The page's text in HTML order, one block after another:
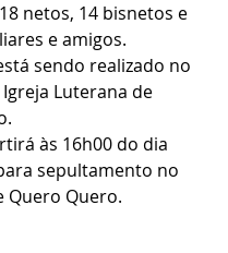
netos, 14 bisnetos e
e amigos.
sendo realizado no
Luterana de
às 16h00 do dia
sepultamento no
Quero Quero.